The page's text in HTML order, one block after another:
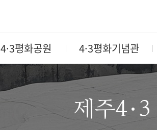
4·3평화공원 4·3평화기념관
제주4·3